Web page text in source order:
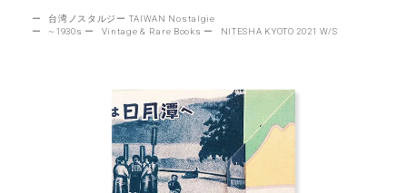
ー
台湾ノスタルジー TAIWAN Nostalgie
ー
~1930s ー Vintage & Rare Books ー NITESHA KYOTO 2021 W/S